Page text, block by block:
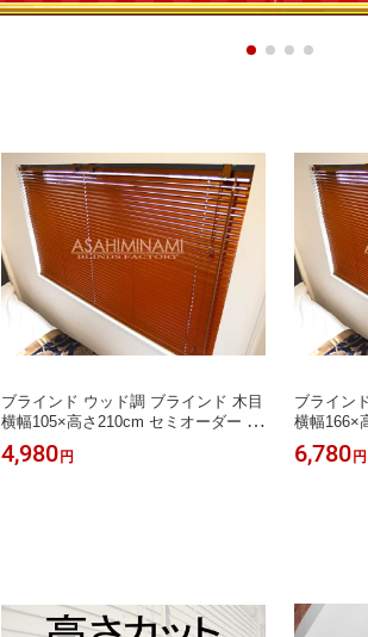
ブラインド ウッド調 ブラインド 木目
横幅105×高さ210cm セミオーダー サ
イズ加工可能
4,980 円
ブライン
横幅166×
イプ）セ
6,780 円